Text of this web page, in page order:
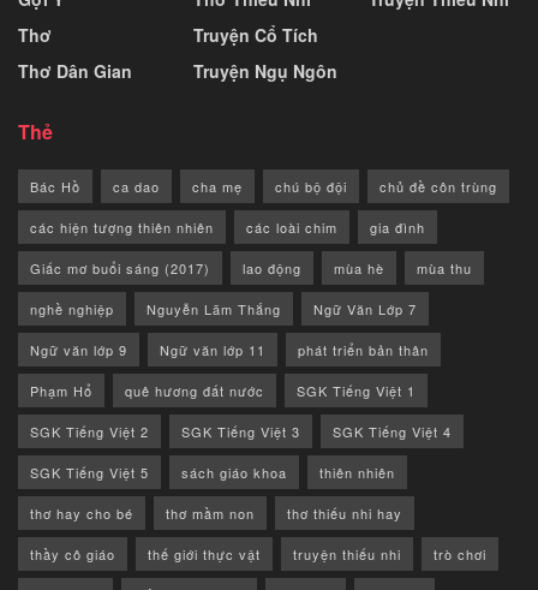
Thơ
Thơ Dân Gian
Truyện Cổ Tích
Truyện Ngụ Ngôn
Thẻ
Bác Hồ ca dao cha mẹ chú bộ đội chủ đề côn trùng
các hiện tượng thiên nhiên các loài chim gia đình
Giấc mơ buổi sáng (2017) lao động mùa hè mùa thu
nghề nghiệp Nguyễn Lãm Thắng Ngữ Văn Lớp 7
Ngữ văn lớp 9 Ngữ văn lớp 11 phát triển bản thân
Phạm Hổ quê hương đất nước SGK Tiếng Việt 1
SGK Tiếng Việt 2 SGK Tiếng Việt 3 SGK Tiếng Việt 4
SGK Tiếng Việt 5 sách giáo khoa thiên nhiên
thơ hay cho bé thơ mầm non thơ thiếu nhi hay
thầy cô giáo thế giới thực vật truyện thiếu nhi trò chơi